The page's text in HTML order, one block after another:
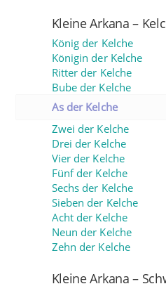
Kleine Arkana –
König der Kelche
Königin der Kelche
Ritter der Kelche
Bube der Kelche
As der Kelche
Zwei der Kelche
Drei der Kelche
Vier der Kelche
Fünf der Kelche
Sechs der Kelche
Sieben der Kelche
Acht der Kelche
Neun der Kelche
Zehn der Kelche
Kleine Arkana –